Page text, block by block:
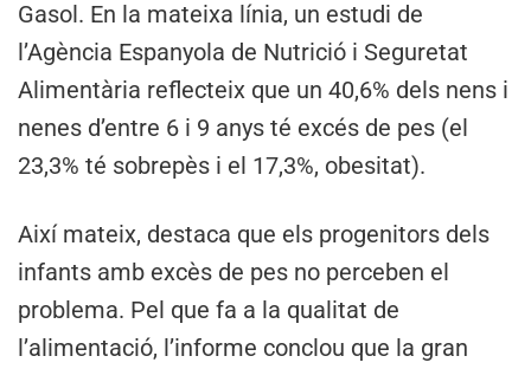
Gasol. En la mateixa línia, un estudi de
l’Agència Espanyola de Nutrició i Seguretat
Alimentària reflecteix que un 40,6% dels nens i
nenes d’entre 6 i 9 anys té excés de pes (el
23,3% té sobrepès i el 17,3%, obesitat).
Així mateix, destaca que els progenitors dels
infants amb excès de pes no perceben el
problema. Pel que fa a la qualitat de
l’alimentació, l’informe conclou que la gran